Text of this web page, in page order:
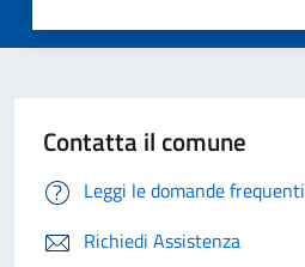
Contatta il comune
Leggi le domande frequenti
Richiedi Assistenza